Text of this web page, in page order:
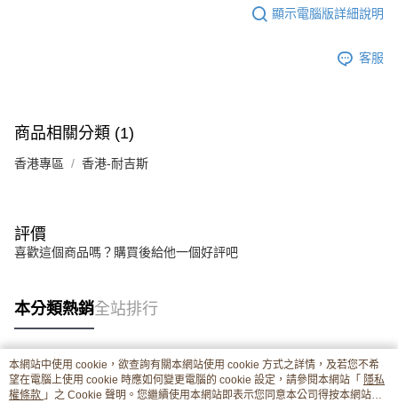
顯示電腦版詳細說明
客服
商品相關分類 (1)
香港專區 香港-耐吉斯
評價
喜歡這個商品嗎？購買後給他一個好評吧
本分類熱銷全站排行
熱門標籤
本網站中使用 cookie，欲查詢有關本網站使用 cookie 方式之詳情，及若您不希
望在電腦上使用 cookie 時應如何變更電腦的 cookie 設定，請參閱本網站「 隱私
權條款 」之 Cookie 聲明。您繼續使用本網站即表示您同意本公司得按本網站使